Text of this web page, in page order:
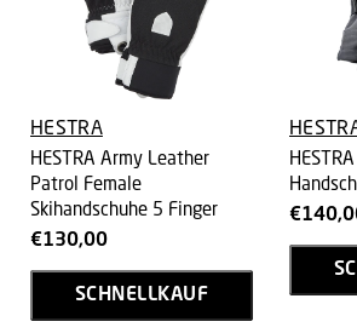
HESTRA
HESTRA Army Leather
Patrol Female
Skihandschuhe 5 Finger
€130,00
SCHNELLKAUF